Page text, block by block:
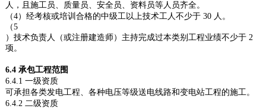
人，且施工员、质量员、安全员、资料员等人员齐全。
（4）经考核或培训合格的中级工以上技术工人不少于 30 人。
（5
）技术负责人（或注册建造师）主持完成过本类别工程业绩不少于 2
项。
6.4 承包工程范围
6.4.1 一级资质
可承担各类发电工程、各种电压等级送电线路和变电站工程的施工。
6.4.2 二级资质